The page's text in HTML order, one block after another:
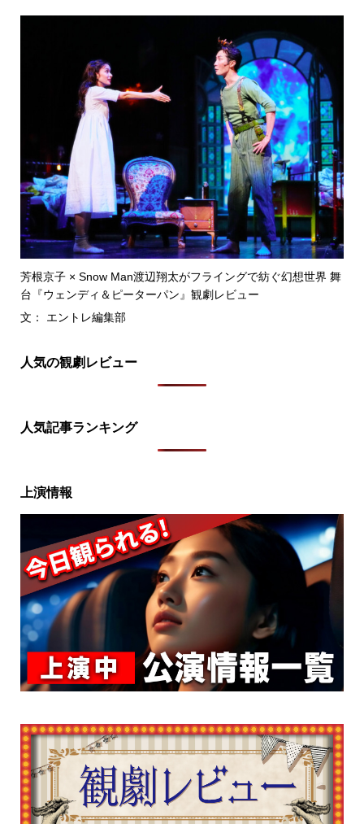
芳根京子 × Snow Man渡辺翔太がフライングで紡ぐ幻想世界 舞
台『ウェンディ＆ピーターパン』観劇レビュー
文： エントレ編集部
人気の観劇レビュー
人気記事ランキング
上演情報